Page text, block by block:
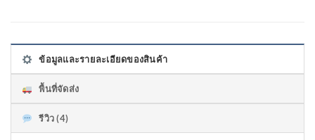
ข้อมูลและรายละเอียดของสินค้า
พื้นที่จัดส่ง
รีวิว (4)